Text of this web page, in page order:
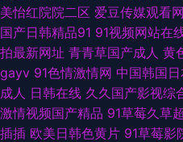
在线 国产福利av网 超踫少女人人操
道 操色国产综合 91com看片 欧美视
站在线观看 日韩aⅤ一一 影音先锋AV
蜜桃 伊人焦久伦理在线 91pron免费
美怡红院院二区 爱豆传媒观看
国产日韩精品91 91视频网站在
拍最新网址 青青草国产成人 黄
gayv 91色情激情网 中国韩国
成人 日韩在线 久久国产影视综
激情视频国产精品 91草莓久草
插插 欧美日韩色黄片 91草莓影